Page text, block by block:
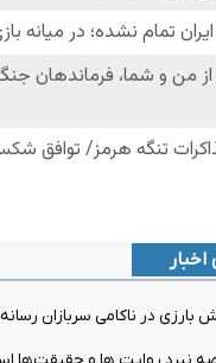
بارزی در ناکامی سربازان